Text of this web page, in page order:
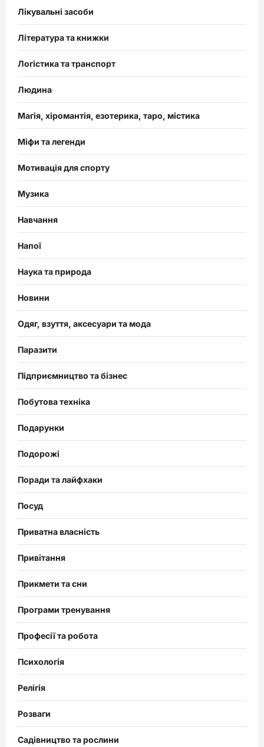
Лікувальні засоби
Література та книжки
Логістика та транспорт
Людина
Магія, хіромантія, езотерика, таро, містика
Міфи та легенди
Мотивація для спорту
Музика
Навчання
Напої
Наука та природа
Новини
Одяг, взуття, аксесуари та мода
Паразити
Підприємництво та бізнес
Побутова техніка
Подарунки
Подорожі
Поради та лайфхаки
Посуд
Приватна власність
Привітання
Прикмети та сни
Програми тренування
Професії та робота
Психологія
Релігія
Розваги
Садівництво та рослини